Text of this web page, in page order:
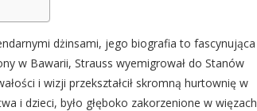
dżinsami, jego biografia to fascynująca
w Bawarii, Strauss wyemigrował do Stanów
i wizji przekształcił skromną hurtownię w
i dzieci, było głęboko zakorzenione w więzach